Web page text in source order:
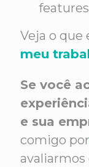
Veja o que
meu
Se você
e sua
comigo por
avaliarmos